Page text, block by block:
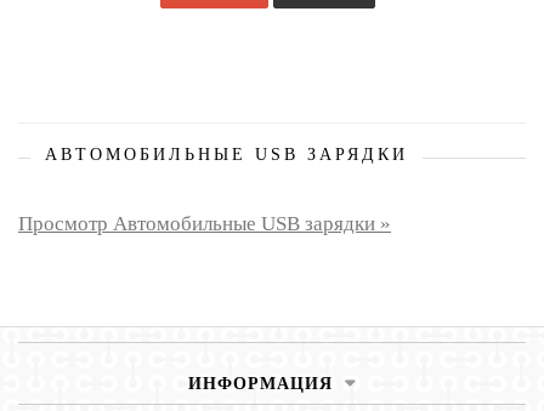
АВТОМОБИЛЬНЫЕ USB ЗАРЯДКИ
Просмотр Автомобильные USB зарядки »
ИНФОРМАЦИЯ